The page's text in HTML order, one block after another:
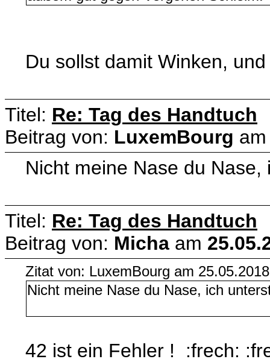
Du sollst damit Winken,
Titel: Re: Tag des Handtuch
Beitrag von: LuxemBourg
Nicht meine Nase du
Titel: Re: Tag des Handtuch
Beitrag von: Micha am
Zitat von: LuxemBourg am
Nicht meine Nase du Nase, ich
42 ist ein Fehler ! :frech: